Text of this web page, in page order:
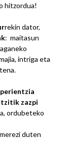
hitzordua!
rekin dator,
: maitasun
intriga eta
zazpi
ordubeteko
duten